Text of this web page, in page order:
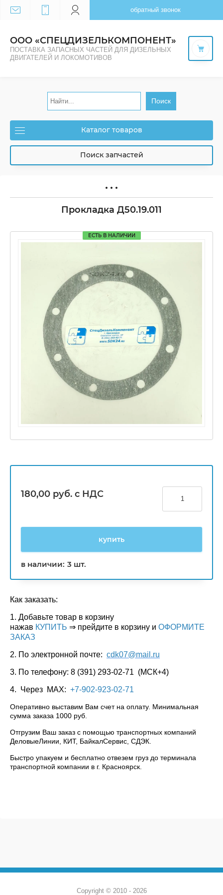
обратный звонок
ООО «СПЕЦДИЗЕЛЬКОМПОНЕНТ»
ПОСТАВКА ЗАПАСНЫХ ЧАСТЕЙ ДЛЯ ДИЗЕЛЬНЫХ
ДВИГАТЕЛЕЙ И ЛОКОМОТИВОВ
Поиск
Каталог товаров
Поиск запчастей
Прокладка Д50.19.011
ЕСТЬ В НАЛИЧИИ
180,00 руб. с НДС
купить
в наличии: 3 шт.
Как заказать:
1. Добавьте товар в корзину
нажав КУПИТЬ ⇒ прейдите в корзину и ОФОРМИТЕ
ЗАКАЗ
2. По электронной почте: cdk07@mail.ru
3. По телефону: 8 (391) 293-02-71 (МСК+4)
4. Через МАХ: +7-902-923-02-71
Оперативно выставим Вам счет на оплату. Минимальная
сумма заказа 1000 руб.
Отгрузим Ваш заказ с помощью транспортных компаний
ДеловыеЛинии, КИТ, БайкалСервис, СДЭК.
Быстро упакуем и бесплатно отвезем груз до терминала
транспортной компании в г. Красноярск.
Copyright © 2010 - 2026